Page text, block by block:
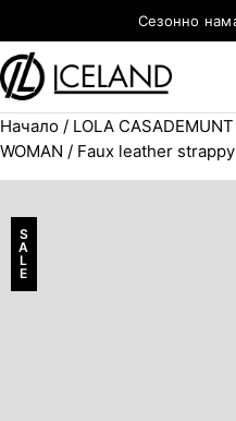
Към съдържаниетоСезонно
Search for:
Начало / LOLA CASADEMUNT
WOMAN / Faux leather
S
A
L
E